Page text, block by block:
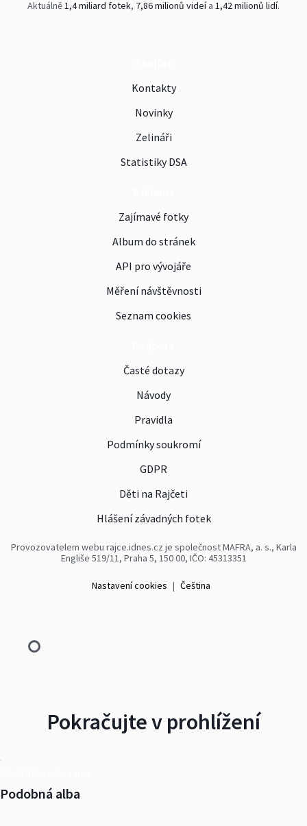
Aktuálně1,4 miliard fotek, 7,86 milionů videía 1,42 milionů lidí.
Kontakty
Novinky
Zelináři
Statistiky DSA
Zajímavé fotky
Album do stránek
API pro vývojáře
Měření návštěvnosti
Seznam cookies
Časté dotazy
Návody
Pravidla
Podmínky soukromí
GDPR
Děti na Rajčeti
Hlášení závadných fotek
Provozovatelem webu rajce.idnes.cz je společnost MAFRA, a. s., Karla
Engliše 519/11, Praha 5, 150 00, IČO: 45313351
Nastavení cookies | Čeština
Pokračujte v prohlížení
Podobná alba